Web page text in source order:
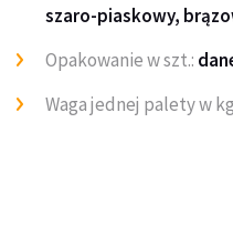
szaro-piaskowy,
Opakowanie w szt.:
Waga jednej palety w